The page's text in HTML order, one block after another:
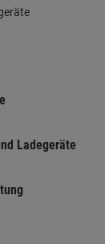
Ladegeräte